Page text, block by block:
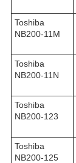
Toshiba
NB200-11M
Toshiba
NB200-11N
Toshiba
NB200-123
Toshiba
NB200-125